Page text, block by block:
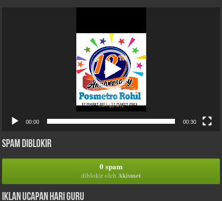
00:00 00:30
Spam Diblokir
0 spam
diblokir oleh Akismet
Iklan Ucapan Hari Guru